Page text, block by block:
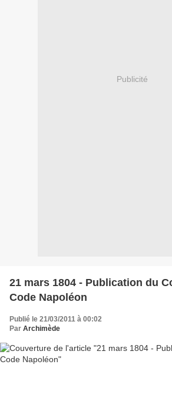
Publicité
21 mars 1804 - Publication du
Code Napoléon
Publié le 21/03/2011 à 00:02
Par Archimède